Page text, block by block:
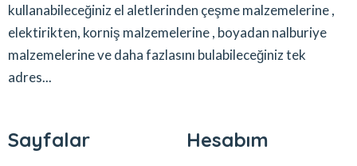
kullanabileceğiniz el aletlerinden çeşme malzemelerine ,
elektirikten, korniş malzemelerine , boyadan nalburiye
malzemelerine ve daha fazlasını bulabileceğiniz tek
adres...
Sayfalar Hesabım